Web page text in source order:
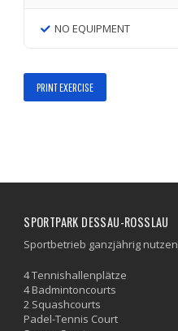
NO EQUIPMENT
PRINT EXERCISE
SPORTPARK DESSAU-ROSSLAU
Sportbetrieb ganzjährig nutzen
4 Tennishallenplätze
4 Badmintoncourts
2 Squashcourts
Padel-Tennis Court